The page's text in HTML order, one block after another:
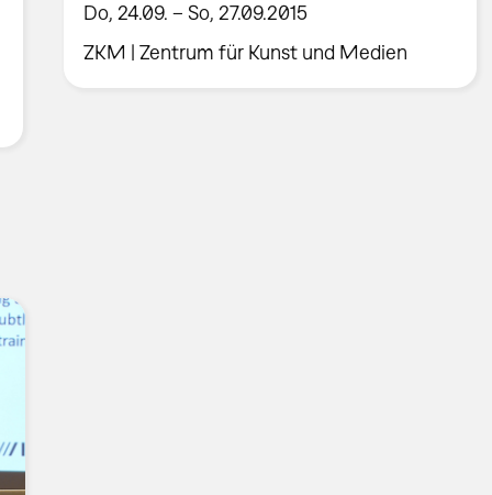
Do, 24.09. – So, 27.09.2015
ZKM | Zentrum für Kunst und Medien